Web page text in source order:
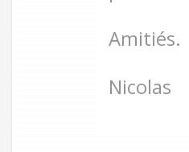
Amitiés.
Nicolas